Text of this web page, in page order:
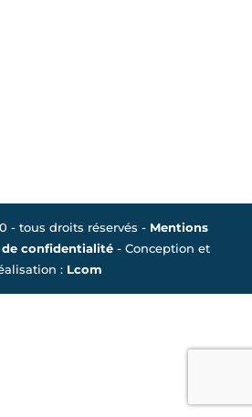
- tous droits réservés - Mentions
confidentialité- Conception et
: Lcom